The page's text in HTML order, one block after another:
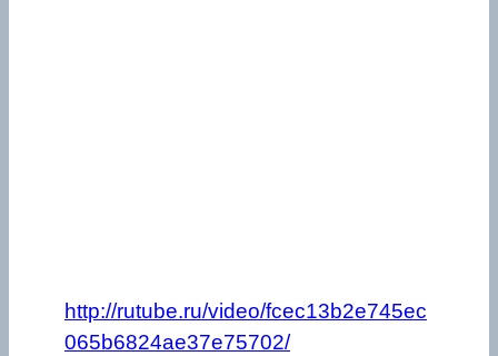
http://rutube.ru/video/fcec13b2e745ec
065b6824ae37e75702/